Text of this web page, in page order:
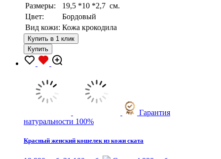
Размеры:
19,5 *10 *2,7 см.
Цвет:
Бордовый
Вид кожи: Кожа крокодила
Купить в 1 клик
Купить
Гарантия
натуральности 100%
Красный женский кошелек из кожи ската